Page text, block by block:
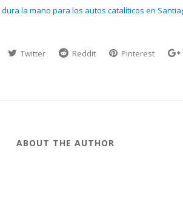
la mano para los autos catalíticos en
Twitter Reddit Pinterest
ABOUT THE AUTHOR